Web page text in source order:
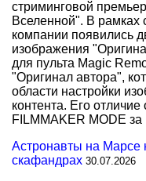
стриминговой
Вселенной". В рамках
компании появились
изображения
для пульта Magic
"Оригинал автора",
области настройки
контента. Его
FILMMAKER MODE за
Астронавты на Марсе
скафандрах 30.07.2026